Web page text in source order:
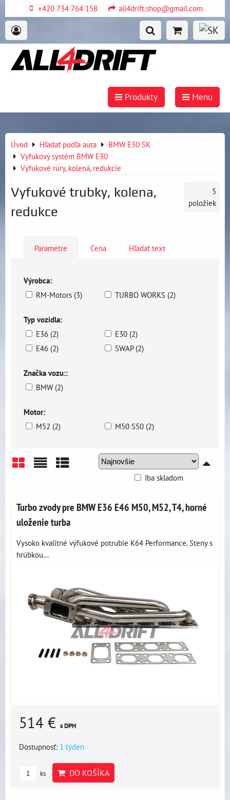
+420 734 764 158 all4drift.shop@gmail.com
Produkty Menu
Úvod Hľadať podľa auta
BMW E30 SK
Vyfukový systém BMW E30
Vyfukové rúry, kolená, redukcie
Vyfukové trubky, kolena,
redukce
5
položiek
Parametre Cena Hľadať text
Výrobca:
RM-Motors (3)
TURBO WORKS (2)
Typ vozidla:
E36 (2)
E30 (2)
E46 (2)
SWAP (2)
Značka vozu::
BMW (2)
Motor:
M52 (2)
M50 S50 (2)
Iba skladom
Turbo zvody pre BMW E36 E46 M50, M52, T4, horné
uloženie turba
Vysoko kvalitné výfukové potrubie K64 Performance. Steny s
hrúbkou...
514 € s DPH
Dostupnosť: 1 týden
ks DO KOŠÍKA